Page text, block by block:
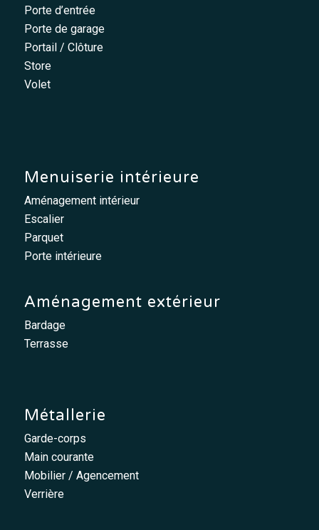
Porte d’entrée
Porte de garage
Portail / Clôture
Store
Volet
Menuiserie intérieure
Aménagement intérieur
Escalier
Parquet
Porte intérieure
Aménagement extérieur
Bardage
Terrasse
Métallerie
Garde-corps
Main courante
Mobilier / Agencement
Verrière